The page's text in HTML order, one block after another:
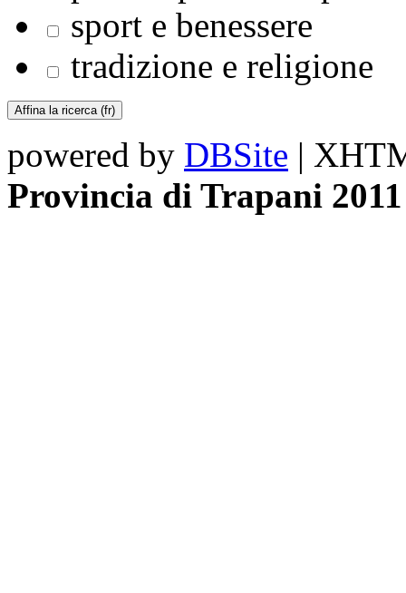
sport e benessere
tradizione e religione
powered by DBSite |
Provincia di Trapani 2011